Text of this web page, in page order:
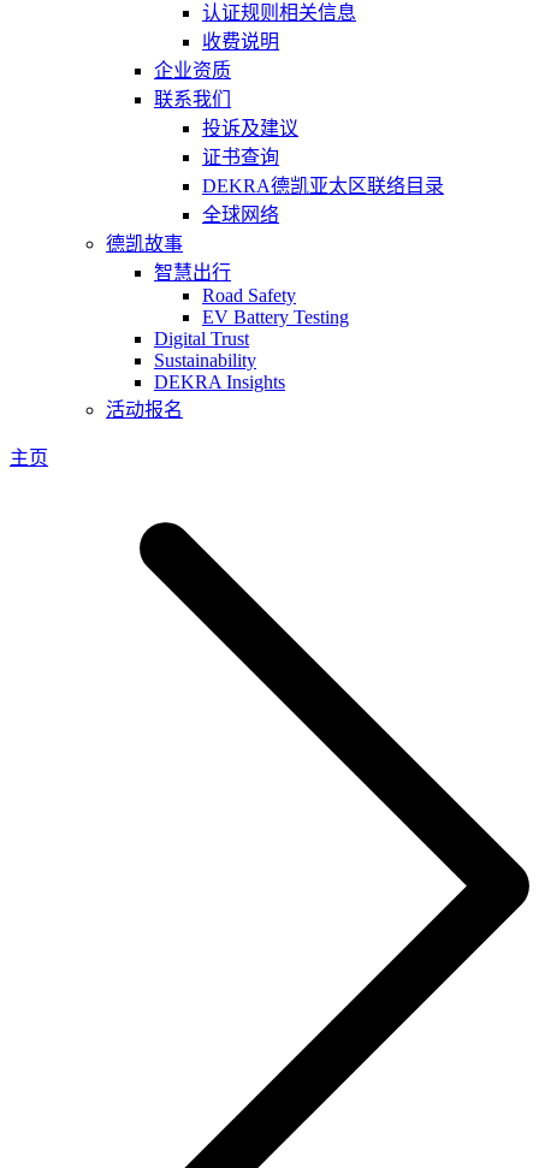
认证规则相关信息
收费说明
企业资质
联系我们
投诉及建议
证书查询
DEKRA德凯亚太区联络目录
全球网络
德凯故事
智慧出行
Road Safety
EV Battery Testing
Digital Trust
Sustainability
DEKRA Insights
活动报名
主页